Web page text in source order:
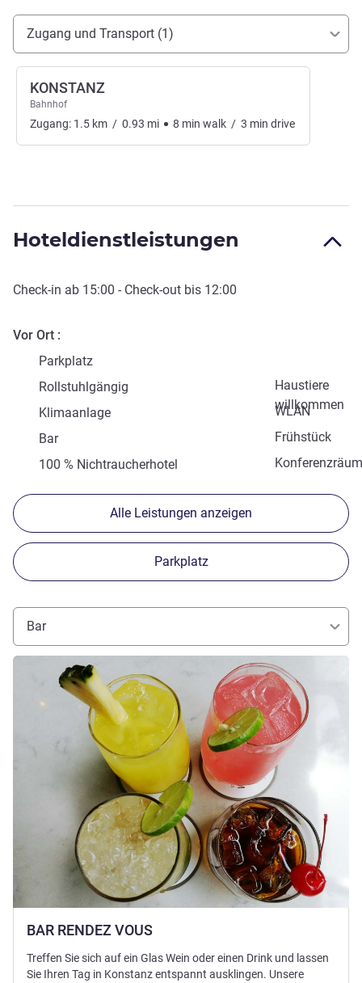
Erreichbarkeit und Anbindung
Zugang und Transport (1)
KONSTANZ
Bahnhof
Zugang: 1.5 km / 0.93 mi 8 min walk / 3 min drive
Hoteldienstleistungen
Check-in ab 15:00 - Check-out bis 12:00
Vor Ort
Parkplatz
Haustiere
willkommen
Rollstuhlgängig
WLAN
Klimaanlage
Frühstück
Bar
100 % Nichtraucherhotel
Alle Leistungen anzeigen
Parkplatz
Bar
BAR RENDEZ VOUS
Details ansehen
Treffen Sie sich auf ein Glas Wein oder einen Drink und lassen
Sie Ihren Tag in Konstanz entspannt ausklingen. Unsere